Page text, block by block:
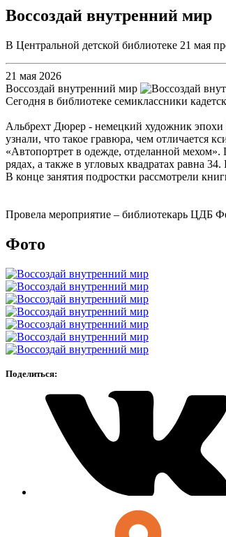
Воссоздай внутренний мир
В Центральной детской библиотеке 21 мая
21 мая 2026
Воссоздай внутренний мир
Сегодня в библиотеке семиклассники
Альбрехт Дюрер - немецкий художник эпохи
узнали, что такое гравюра, чем отличается
«Автопортрет в одежде, отделанной
рядах, а также в угловых квадратах равна
В конце занятия подростки рассмотрели
Провела мероприятие – библиотекарь ЦДБ
Фото
Поделиться: